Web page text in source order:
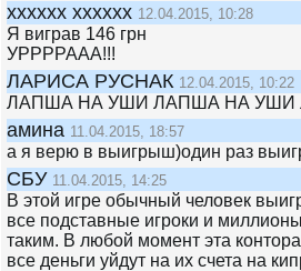
хххххх хххххх 12.04.2015, 10:28
Я виграв 146 грн
УРРРРААА!!!
ЛАРИСА РУСНАК 12.04.2015, 10:22
ЛАПША НА УШИ ЛАПША НА УШИ
амина 11.04.2015, 18:57
а я верю в выигрыш)один раз
СБУ 11.04.2015, 14:25
В этой игре обычный человек
все подставные игроки и
таким. В любой момент эта
все деньги уйдут на их счета на